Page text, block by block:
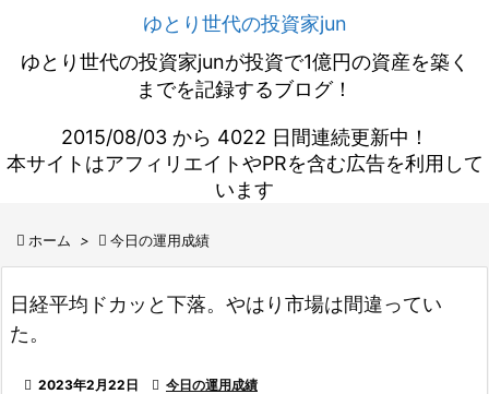
ゆとり世代の投資家jun
ゆとり世代の投資家junが投資で1億円の資産を築く
までを記録するブログ！
2015/08/03 から 4022 日間連続更新中！
本サイトはアフィリエイトやPRを含む広告を利用して
います
 ホーム >  今日の運用成績
日経平均ドカッと下落。やはり市場は間違ってい
た。
 2023年2月22日  今日の運用成績